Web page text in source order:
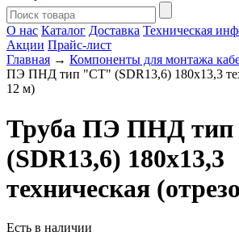
О нас Каталог Доставка Техническая
Акции Прайс-лист
Главная → Компоненты для монтажа
ПЭ ПНД тип "СТ" (SDR13,6) 180х13,3
12 м)
Труба ПЭ ПНД
(SDR13,6) 180х13,3
техническая
Есть в наличии